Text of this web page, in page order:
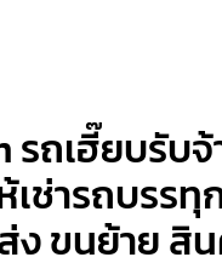
รถเฮี๊ยบรับ
ห้เช่ารถบร
ขนย้าย สิน